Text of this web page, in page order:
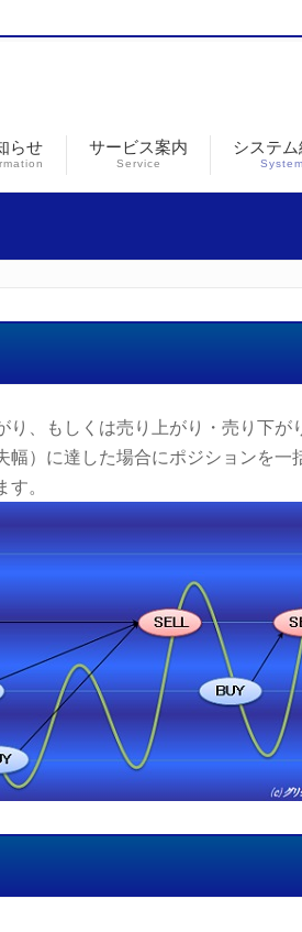
らせ サービス案内
Service
システム
System
、もしくは売り上がり・売り下が
）に達した場合にポジションを一
。